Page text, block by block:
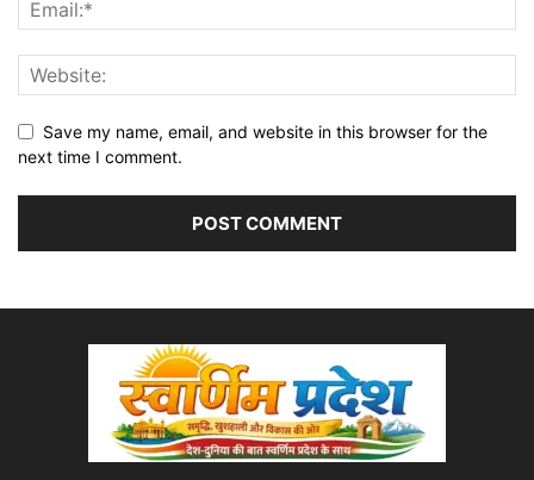
Save my name, email, and website in this browser for the
next time I comment.